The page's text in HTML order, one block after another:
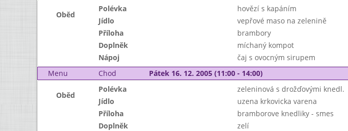
Oběd
Polévka
hovězí s kapáním
Jídlo
vepřové maso na zelenině
Příloha
brambory
Doplněk
míchaný kompot
Nápoj
čaj s ovocným sirupem
Menu
Chod Pátek 16. 12. 2005 (11:00 - 14:00)
Oběd
Polévka
zeleninová s drožďovými knedl.
Jídlo
uzena krkovicka varena
Příloha
bramborove knedliky - smes
Doplněk
zelí